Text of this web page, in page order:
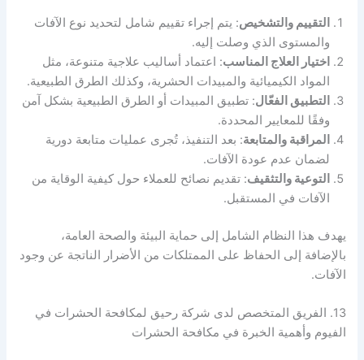
التقييم والتشخيص: يتم إجراء تقييم شامل لتحديد نوع الآفات
والمستوى الذي وصلت إليه.
اختيار العلاج المناسب: اعتماد أساليب علاجية متنوعة، مثل
المواد الكيميائية والمبيدات الحشرية، وكذلك الطرق الطبيعية.
التطبيق الفعّال: تطبيق المبيدات أو الطرق الطبيعية بشكل آمن
وفقًا للمعايير المحددة.
المراقبة والمتابعة: بعد التنفيذ، تُجرى عمليات متابعة دورية
لضمان عدم عودة الآفات.
التوعية والتثقيف: تقديم نصائح للعملاء حول كيفية الوقاية من
الآفات في المستقبل.
يهدف هذا النظام الشامل إلى حماية البيئة والصحة العامة،
بالإضافة إلى الحفاظ على الممتلكات من الأضرار الناتجة عن وجود
الآفات.
13. الفريق المتخصص لدى شركة رحيق لمكافحة الحشرات في
الفيوم وأهمية الخبرة في مكافحة الحشرات